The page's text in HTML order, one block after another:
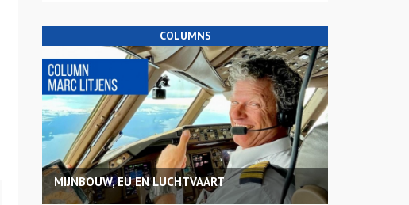
COLUMNS
MIJNBOUW, EU EN LUCHTVAART